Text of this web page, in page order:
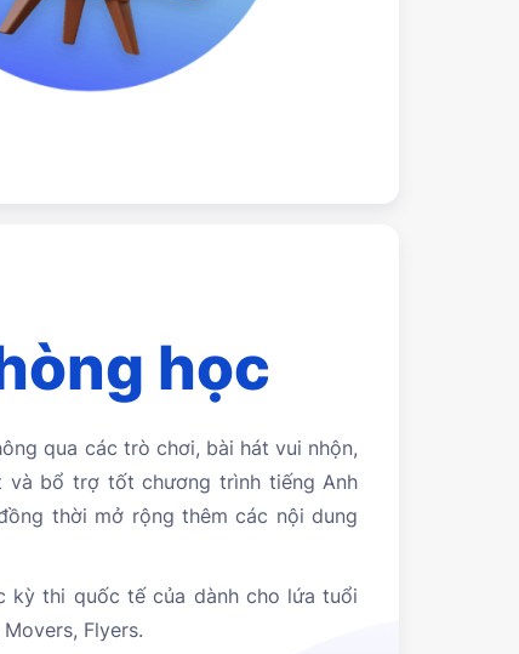
học
qua các trò chơi, bài hát vui nhộn,
và bổ trợ tốt chương trình tiếng Anh
thời mở rộng thêm các nội dung
thi quốc tế của dành cho lứa tuổi
Flyers.